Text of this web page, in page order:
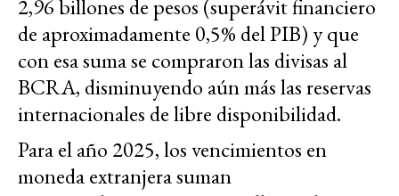
2,96 billones de pesos (superávit financiero
de aproximadamente 0,5% del PIB) y que
con esa suma se compraron las divisas al
BCRA, disminuyendo aún más las reservas
internacionales de libre disponibilidad.
Para el año 2025, los vencimientos en
moneda extranjera suman